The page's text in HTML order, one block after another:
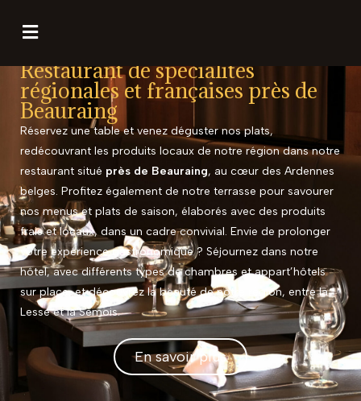
Restaurant de spécialités
régionales et françaises près de
Beauraing
Réservez une table et venez déguster nos plats,
redécouvrant les produits locaux de notre région dans notre
restaurant situé près de Beauraing, au cœur des Ardennes
belges. Profitez également de notre terrasse pour savourer
nos menus et plats de saison, élaborés avec des produits
frais et locaux, dans un cadre convivial. Envie de prolonger
votre expérience gastronomique ? Séjournez dans notre
hôtel, avec différents types de chambres et appart’hôtels
sur place, et découvrez la beauté de notre région, entre la
Lesse et la Semois.
En savoir plus